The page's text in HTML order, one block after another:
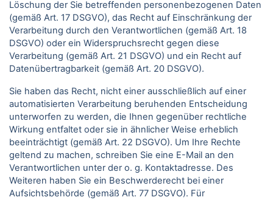
Löschung der Sie betreffenden personenbezogenen Daten
(gemäß Art. 17 DSGVO), das Recht auf Einschränkung der
Verarbeitung durch den Verantwortlichen (gemäß Art. 18
DSGVO) oder ein Widerspruchsrecht gegen diese
Verarbeitung (gemäß Art. 21 DSGVO) und ein Recht auf
Datenübertragbarkeit (gemäß Art. 20 DSGVO).
Sie haben das Recht, nicht einer ausschließlich auf einer
automatisierten Verarbeitung beruhenden Entscheidung
unterworfen zu werden, die Ihnen gegenüber rechtliche
Wirkung entfaltet oder sie in ähnlicher Weise erheblich
beeinträchtigt (gemäß Art. 22 DSGVO). Um Ihre Rechte
geltend zu machen, schreiben Sie eine E-Mail an den
Verantwortlichen unter der o. g. Kontaktadresse. Des
Weiteren haben Sie ein Beschwerderecht bei einer
Aufsichtsbehörde (gemäß Art. 77 DSGVO). Für